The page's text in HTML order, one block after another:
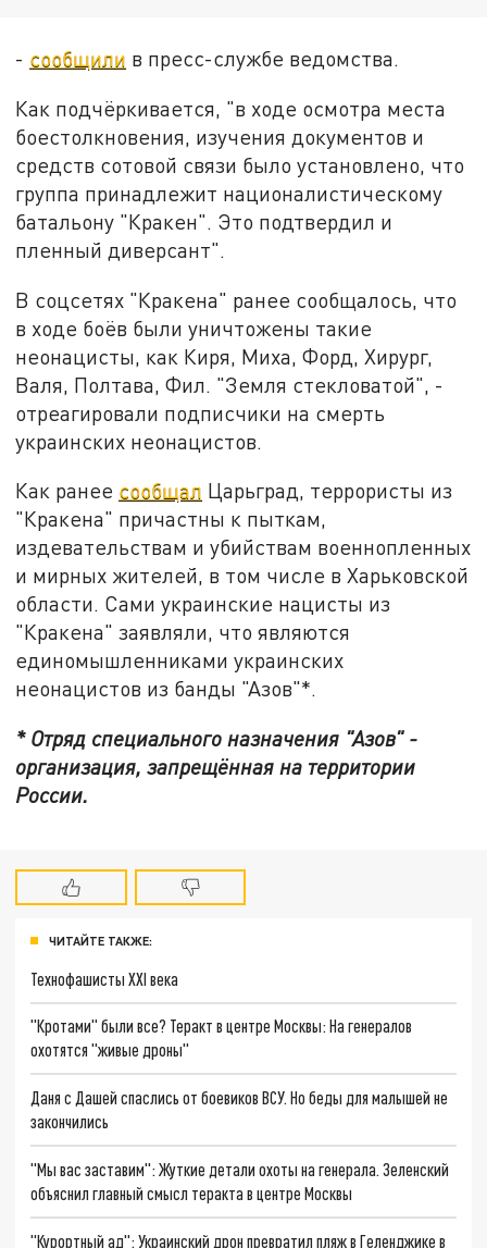
- сообщили в пресс-службе ведомства.
Как подчёркивается, "в ходе осмотра места
боестолкновения, изучения документов и
средств сотовой связи было установлено, что
группа принадлежит националистическому
батальону "Кракен". Это подтвердил и
пленный диверсант".
В соцсетях "Кракена" ранее сообщалось, что
в ходе боёв были уничтожены такие
неонацисты, как Киря, Миха, Форд, Хирург,
Валя, Полтава, Фил. "Земля стекловатой", -
отреагировали подписчики на смерть
украинских неонацистов.
Как ранее сообщал Царьград, террористы из
"Кракена" причастны к пыткам,
издевательствам и убийствам военнопленных
и мирных жителей, в том числе в Харьковской
области. Сами украинские нацисты из
"Кракена" заявляли, что являются
единомышленниками украинских
неонацистов из банды "Азов"*.
* Отряд специального назначения "Азов" -
организация, запрещённая на территории
России.
ЧИТАЙТЕ ТАКЖЕ:
Технофашисты XXI века
"Кротами" были все? Теракт в центре Москвы: На генералов
охотятся "живые дроны"
Даня с Дашей спаслись от боевиков ВСУ. Но беды для малышей не
закончились
"Мы вас заставим": Жуткие детали охоты на генерала. Зеленский
объяснил главный смысл теракта в центре Москвы
"Курортный ад": Украинский дрон превратил пляж в Геленджике в